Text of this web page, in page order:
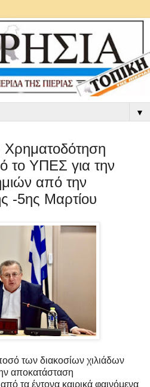
▼
Χρηματοδότηση
το ΥΠΕΣ για την
από την
-5ης Μαρτίου
των διακοσίων χιλιάδων
αποκατάσταση
τα έντονα καιρικά φαινόμενα